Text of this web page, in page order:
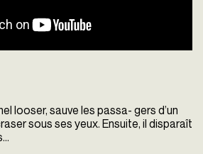
looser, sauve les passa- gers d’un
sous ses yeux. Ensuite, il disparaît